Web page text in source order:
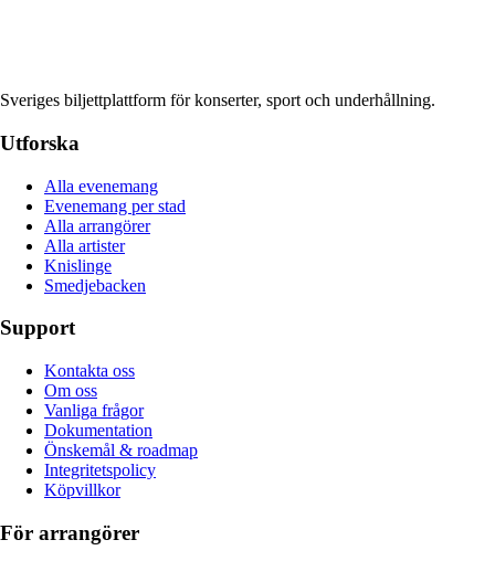
Sveriges biljettplattform för konserter, sport och underhållning.
Utforska
Alla evenemang
Evenemang per stad
Alla arrangörer
Alla artister
Knislinge
Smedjebacken
Support
Kontakta oss
Om oss
Vanliga frågor
Dokumentation
Önskemål & roadmap
Integritetspolicy
Köpvillkor
För arrangörer